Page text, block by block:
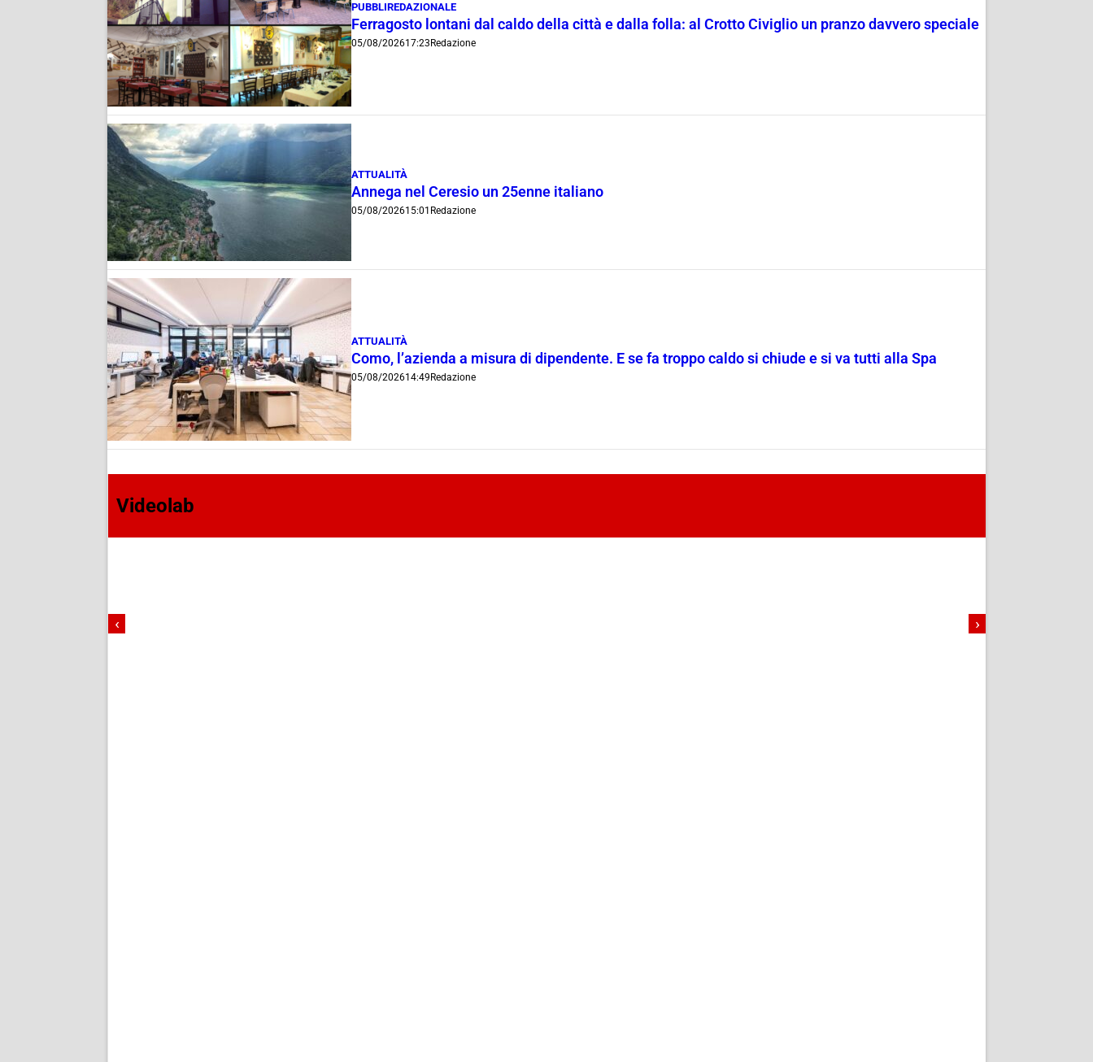
PUBBLIREDAZIONALE
Ferragosto lontani dal caldo della città e dalla folla: al Crotto Civiglio un pranzo davvero speciale
05/08/202617:23 Redazione
ATTUALITÀ
Annega nel Ceresio un 25enne italiano
05/08/202615:01 Redazione
ATTUALITÀ
Como, l’azienda a misura di dipendente. E se fa troppo caldo si chiude e si va tutti alla Spa
05/08/202614:49 Redazione
Videolab
‹ ›